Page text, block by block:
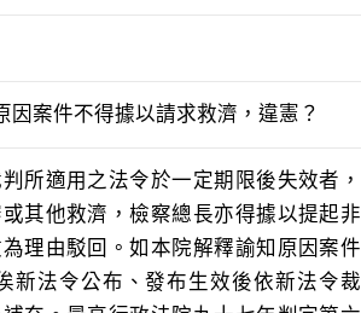
案件不得據以請求救濟，違憲？
適用之法令於一定期限後失效者，
其他救濟，檢察總長亦得據以提起非
理由駁回。如本院解釋諭知原因案件
新法令公布、發布生效後依新法令裁